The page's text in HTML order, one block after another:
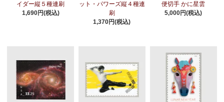
イダー縦５種連刷
1,690円(税込)
ット・パワーズ縦４種連
刷
1,370円(税込)
便切手 かに星雲
5,000円(税込)